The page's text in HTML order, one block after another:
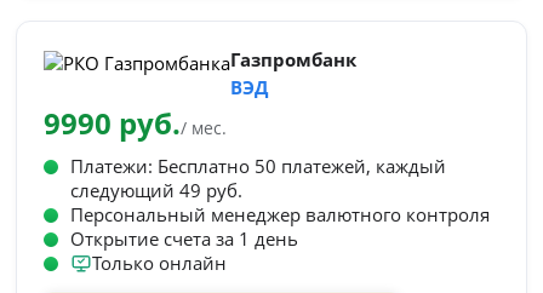
Газпромбанк
ВЭД
9990 руб./ мес.
Платежи: Бесплатно 50 платежей, каждый
следующий 49 руб.
Персональный менеджер валютного контроля
Открытие счета за 1 день
Только онлайн